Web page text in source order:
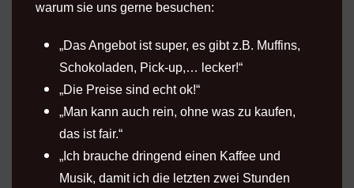
warum sie uns gerne besuchen:
„Das Angebot ist super, es gibt z.B. Muffins,
Schokoladen, Pick-up,… lecker!“
„Die Preise sind echt ok!“
„Man kann auch rein, ohne was zu kaufen,
das ist fair.“
„Ich brauche dringend einen Kaffee und
Musik, damit ich die letzten zwei Stunden